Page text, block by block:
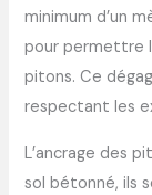
minimum d’un
pour permettre
pitons. Ce
respectant les
L’ancrage des
sol bétonné, ils